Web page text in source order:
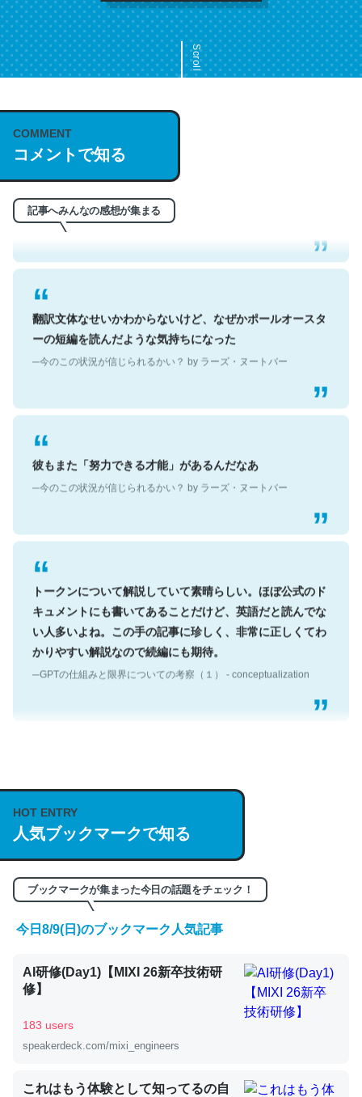
Scroll
COMMENT
コメントで知る
記事へみんなの感想が集まる
これは名文。彼はとてもクレバーなんだろうなと凄く思
う。英語少しでも読める人は原文もお勧め。自分はこの流
れ好き。Let’s Fucking Go. Then Covid hit. Shit.
─今のこの状況が信じられるかい？ by ラーズ・ヌートバー
翻訳文体なせいかわからないけど、なぜかポールオースタ
ーの短編を読んだような気持ちになった
─今のこの状況が信じられるかい？ by ラーズ・ヌートバー
彼もまた「努力できる才能」があるんだなあ
─今のこの状況が信じられるかい？ by ラーズ・ヌートバー
トークンについて解説していて素晴らしい。ほぼ公式のド
キュメントにも書いてあることだけど、英語だと読んでな
い人多いよね。この手の記事に珍しく、非常に正しくてわ
かりやすい解説なので続編にも期待。
─GPTの仕組みと限界についての考察（１） - conceptualization
説してる記事が少ないので貴重な良記事。/続編来た
https://isobe324649.hatenablog.com/entry/2023/03/27
/064121
─GPTの仕組みと限界についての考察（１） - conceptualization
くらい。小説でいう「ずっと前の伏線」は回収されないけ
ど、短期記憶というには多い分量。進化すればするほど分
─GPTの仕組みと限界についての考察（１） - conceptualization
HOT ENTRY
人気ブックマークで知る
ブックマークが集まった今日の話題をチェック！
今日8/9(日)のブックマーク人気記事
AI研修(Day1)【MIXI 26新卒技術研
修】
183 users
speakerdeck.com/mixi_engineers
これはもう体験として知ってるの自